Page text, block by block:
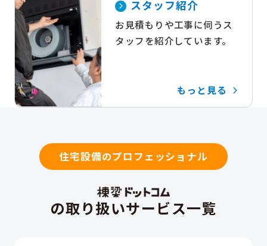
スタッフ紹介
お見積もりや工事に伺うス
タッフを紹介しています。
もっと見る
住宅設備のプロフェッショナル
の取り扱いサービス一覧